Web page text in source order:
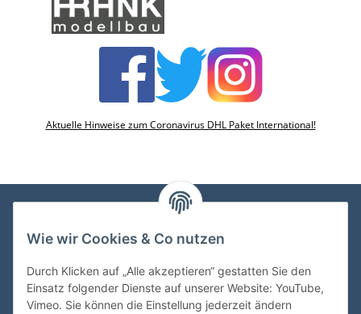
Aktuelle Hinweise zum Coronavirus DHL Paket International!
VDMedien24.de
Kasernenstraße 6-10
66482 Zweibrücken
Wie wir Cookies & Co nutzen
Durch Klicken auf „Alle akzeptieren“ gestatten Sie den
Einsatz folgender Dienste auf unserer Website: YouTube,
Vimeo. Sie können die Einstellung jederzeit ändern